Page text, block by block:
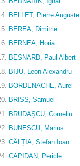
BELLET, Pierre Auguste
BEREA, Dimitrie
BERNEA, Horia
BESNARD, Paul Albert
BIJU, Leon Alexandru
BORDENACHE, Aurel
BRISS, Samuel
BRUDAȘCU, Corneliu
BUNESCU, Marius
CÂLȚIA, Ștefan Ioan
CAPIDAN, Pericle